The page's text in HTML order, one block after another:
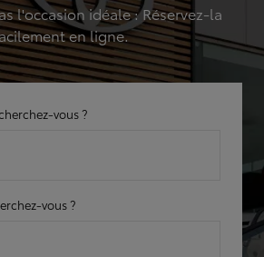
l'occasion idéale : Réservez-la
en ligne.
vous ?
vous ?